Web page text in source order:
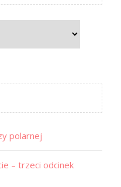
polarnej
– trzeci odcinek